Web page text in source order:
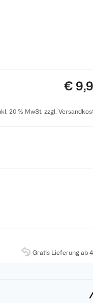
€
20 % MwSt. zzgl.
Gratis Lieferung ab